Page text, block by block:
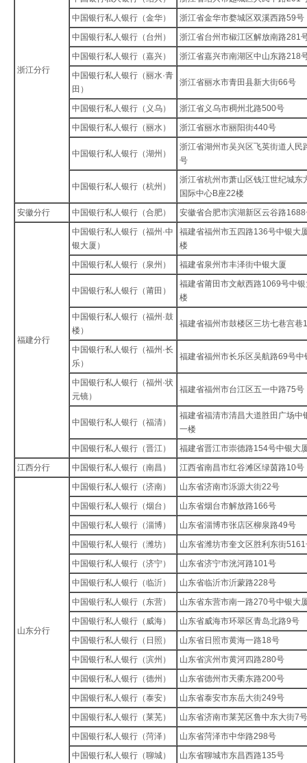
浙江分行
中国银行私人银行（金华）
浙江省金华市婺城区双溪西路59号
中国银行私人银行（台州）
浙江省台州市椒江区解放南路281
中国银行私人银行（嘉兴）
浙江省嘉兴市南湖区中山东路218
中国银行私人银行（丽水·青
田）
浙江省丽水市青田县新大街66号
中国银行私人银行（义乌）
浙江省义乌市稠州北路500号
中国银行私人银行（丽水）
浙江省丽水市丽阳街440号
中国银行私人银行（湖州）
浙江省湖州市吴兴区飞英街道人民
号
中国银行私人银行（杭州）
浙江省杭州市萧山区钱江世纪城东
国际中心B座22楼
安徽分行
中国银行私人银行（合肥） 安徽省合肥市滨湖新区云谷路
福建分行
中国银行私人银行（福州·中
银大厦）
福建省福州市五四路136号中银大
楼
中国银行私人银行（泉州）
福建省泉州市丰泽街中银大厦
中国银行私人银行（莆田）
福建省莆田市文献西路1069号中
楼
中国银行私人银行（福州·鼓
楼）
福建省福州市鼓楼区三坊七巷宫巷
中国银行私人银行（福州·长
乐）
福建省福州市长乐区吴航路69号中
中国银行私人银行（福州·状
元镜）
福建省福州市台江区五一中路75号
中国银行私人银行（福清）
福建省福清市清昌大道胜田广场中
一楼
中国银行私人银行（晋江）
福建省晋江市崇德路154号中银大
江西分行
中国银行私人银行（南昌） 江西省南昌市红谷滩区绿茵路10号
山东分行
中国银行私人银行（济南）
山东省济南市泺源大街22号
中国银行私人银行（烟台）
山东省烟台市解放路166号
中国银行私人银行（淄博）
山东省淄博市张店区柳泉路49号
中国银行私人银行（潍坊）
山东省潍坊市奎文区胜利东街
中国银行私人银行（济宁）
山东省济宁市洸河路101号
中国银行私人银行（临沂）
山东省临沂市沂蒙路228号
中国银行私人银行（东营）
山东省东营市南一路270号中银大
中国银行私人银行（威海）
山东省威海市环翠区青岛北路9号
中国银行私人银行（日照）
山东省日照市黄海一路18号
中国银行私人银行（滨州）
山东省滨州市黄河四路280号
中国银行私人银行（德州）
山东省德州市天衢东路200号
中国银行私人银行（泰安）
山东省泰安市东岳大街249号
中国银行私人银行（莱芜）
山东省济南市莱芜区鲁中东大街7
中国银行私人银行（菏泽）
山东省菏泽市中华路298号
中国银行私人银行（聊城）
山东省聊城市东昌西路135号